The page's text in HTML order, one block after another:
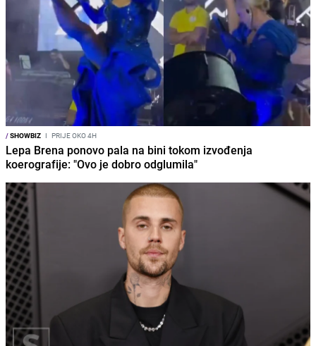
/SHOWBIZ I PRIJE OKO 4H
Lepa Brena ponovo pala na bini tokom izvođenja
koerografije: "Ovo je dobro odglumila"